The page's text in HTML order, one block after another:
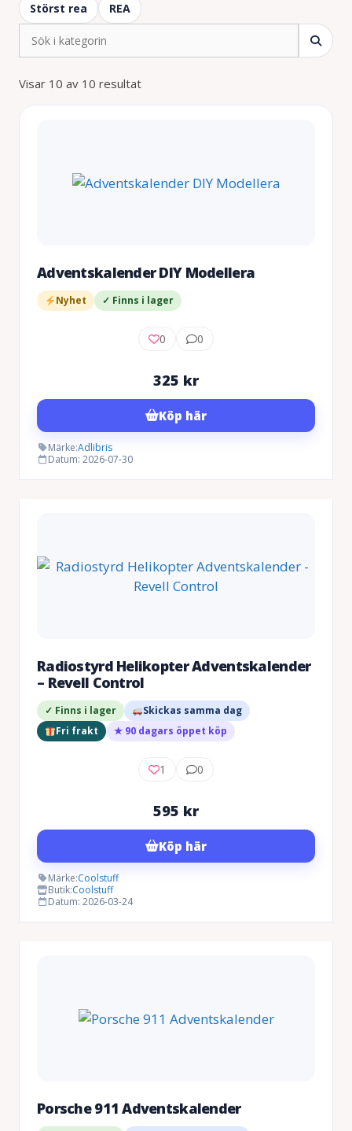
Störst rea REA
Visar 10 av 10 resultat
Adventskalender DIY Modellera
Nyhet ✓ Finns i lager
0 0
325 kr
Köp här
Märke:Adlibris
Datum: 2026-07-30
Radiostyrd Helikopter Adventskalender
– Revell Control
✓ Finns i lager
Skickas samma dag
Fri frakt
★ 90 dagars öppet köp
1 0
595 kr
Köp här
Märke:Coolstuff
Butik:Coolstuff
Datum: 2026-03-24
Porsche 911 Adventskalender